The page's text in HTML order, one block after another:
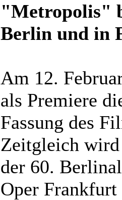
"Metropolis"
Berlin und in
Am 12.
als Premiere
Fassung des
Zeitgleich
der 60.
Oper